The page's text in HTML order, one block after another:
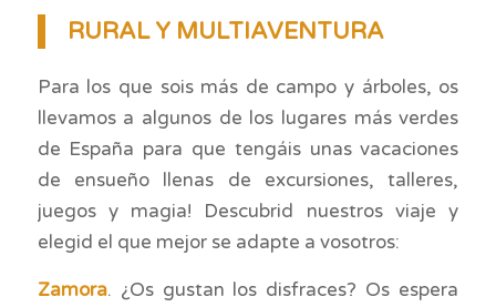
RURAL Y MULTIAVENTURA
Para los que sois más de campo y árboles, os
llevamos a algunos de los lugares más verdes
de España para que tengáis unas vacaciones
de ensueño llenas de excursiones, talleres,
juegos y magia! Descubrid nuestros viaje y
elegid el que mejor se adapte a vosotros:
Zamora. ¿Os gustan los disfraces? Os espera